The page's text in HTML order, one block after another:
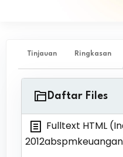
Tinjauan Ringkasan
Daftar Files
Fulltext HTML